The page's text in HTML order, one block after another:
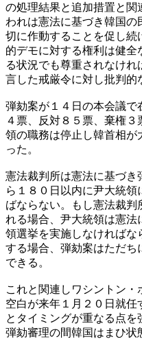
の処理結果と追加措置と
われは憲法に基づき韓国
切に作動することを促し続
的デモに対する権利は健
る状況でも尊重されなけ
言した戒厳令に対し批判的
弾劾案が１４日の本会議で
４票、反対８５票、棄権
領の職務は停止し韓首相が
った。
憲法裁判所は憲法に基づ
ら１８０日以内に尹大統
ばならない。もし憲法裁判
れる場合、尹大統領は憲
領選挙を実施しなければな
する場合、弾劾案はただち
できる。
これと関連しワシントン
空白が来年１月２０日就
とタイミングが重なる点
弾劾審理の間韓国はまひ状